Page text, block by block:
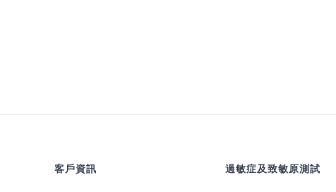
客戶資訊 過敏症及致敏原測試